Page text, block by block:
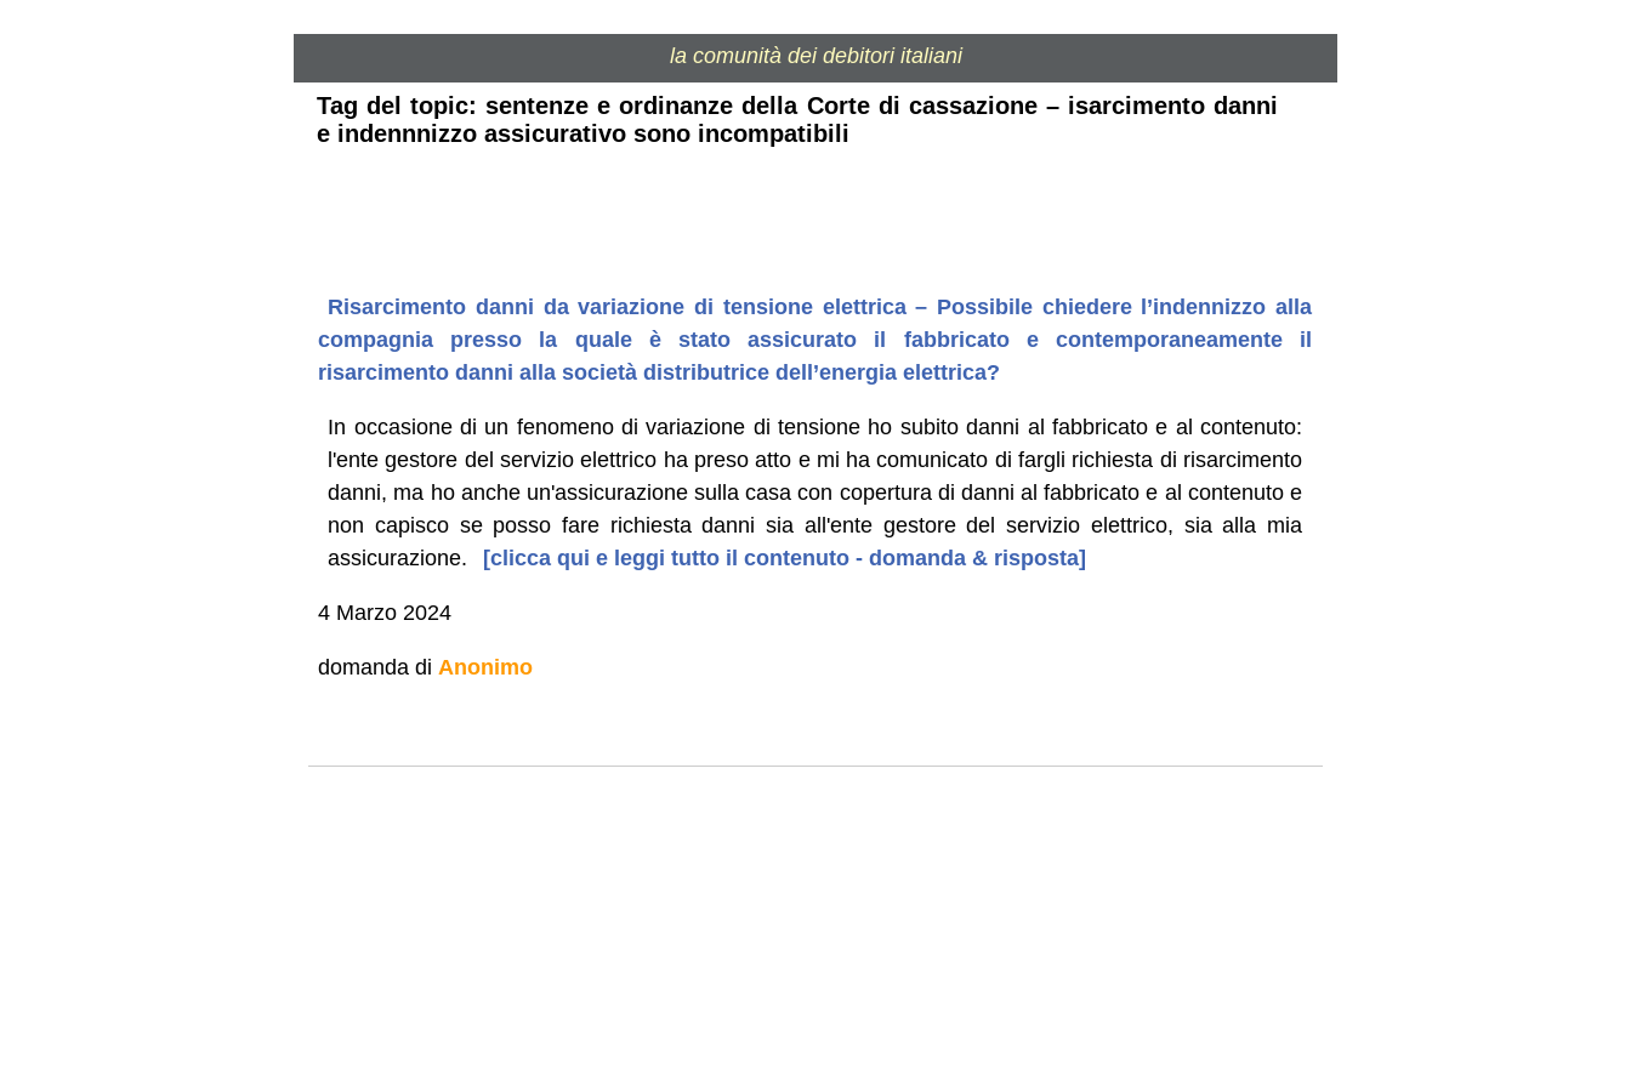
la comunità dei debitori italiani
Tag del topic: sentenze e ordinanze della Corte di cassazione – isarcimento danni
e indennnizzo assicurativo sono incompatibili
Risarcimento danni da variazione di tensione elettrica – Possibile chiedere l’indennizzo alla
compagnia presso la quale è stato assicurato il fabbricato e contemporaneamente il
risarcimento danni alla società distributrice dell’energia elettrica?
In occasione di un fenomeno di variazione di tensione ho subito danni al fabbricato e al contenuto:
l'ente gestore del servizio elettrico ha preso atto e mi ha comunicato di fargli richiesta di risarcimento
danni, ma ho anche un'assicurazione sulla casa con copertura di danni al fabbricato e al contenuto e
non capisco se posso fare richiesta danni sia all'ente gestore del servizio elettrico, sia alla mia
assicurazione.
[clicca qui e leggi tutto il contenuto - domanda & risposta]
4 Marzo 2024
domanda di Anonimo